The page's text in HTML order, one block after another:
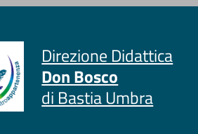
Direzione Didattica
Don Bosco
di Bastia Umbra